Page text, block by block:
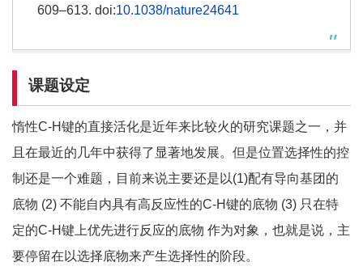
609–613. doi:10.1038/nature24641
课题设定
惰性C-H键的直接活化是近年来比较火的研究课题之一，并
且在最近的几年中获得了显著地发展。但是位置选择性的控
制还是一个难题，目前来说主要还是以(1)配有导向基团的
底物 (2) 不能自内具有高反应性的C-H键的底物 (3) 只在特
定的C-H键上优先进行反应的底物 作为对象，也就是说，主
要停留在以选择底物来产生选择性的阶段。